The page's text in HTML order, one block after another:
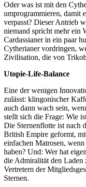
Oder was ist mit den
umprogrammieren, damit
verpasst? Dieser Antrieb
niemand spricht mehr ein
Cardassianer in ein paar
Cytherianer vordringen,
Zivilisation, die von
Utopie-Life-Balance
Eine der wenigen
zulässt: klingonischer
auch dann wach sein,
stellt sich die Frage: Wie
Die Sternenflotte ist nach
British Empire geformt,
einfachen Matrosen,
haben? Und: Wer hat
die Admiralität den Laden
Vertretern der
Sternen.